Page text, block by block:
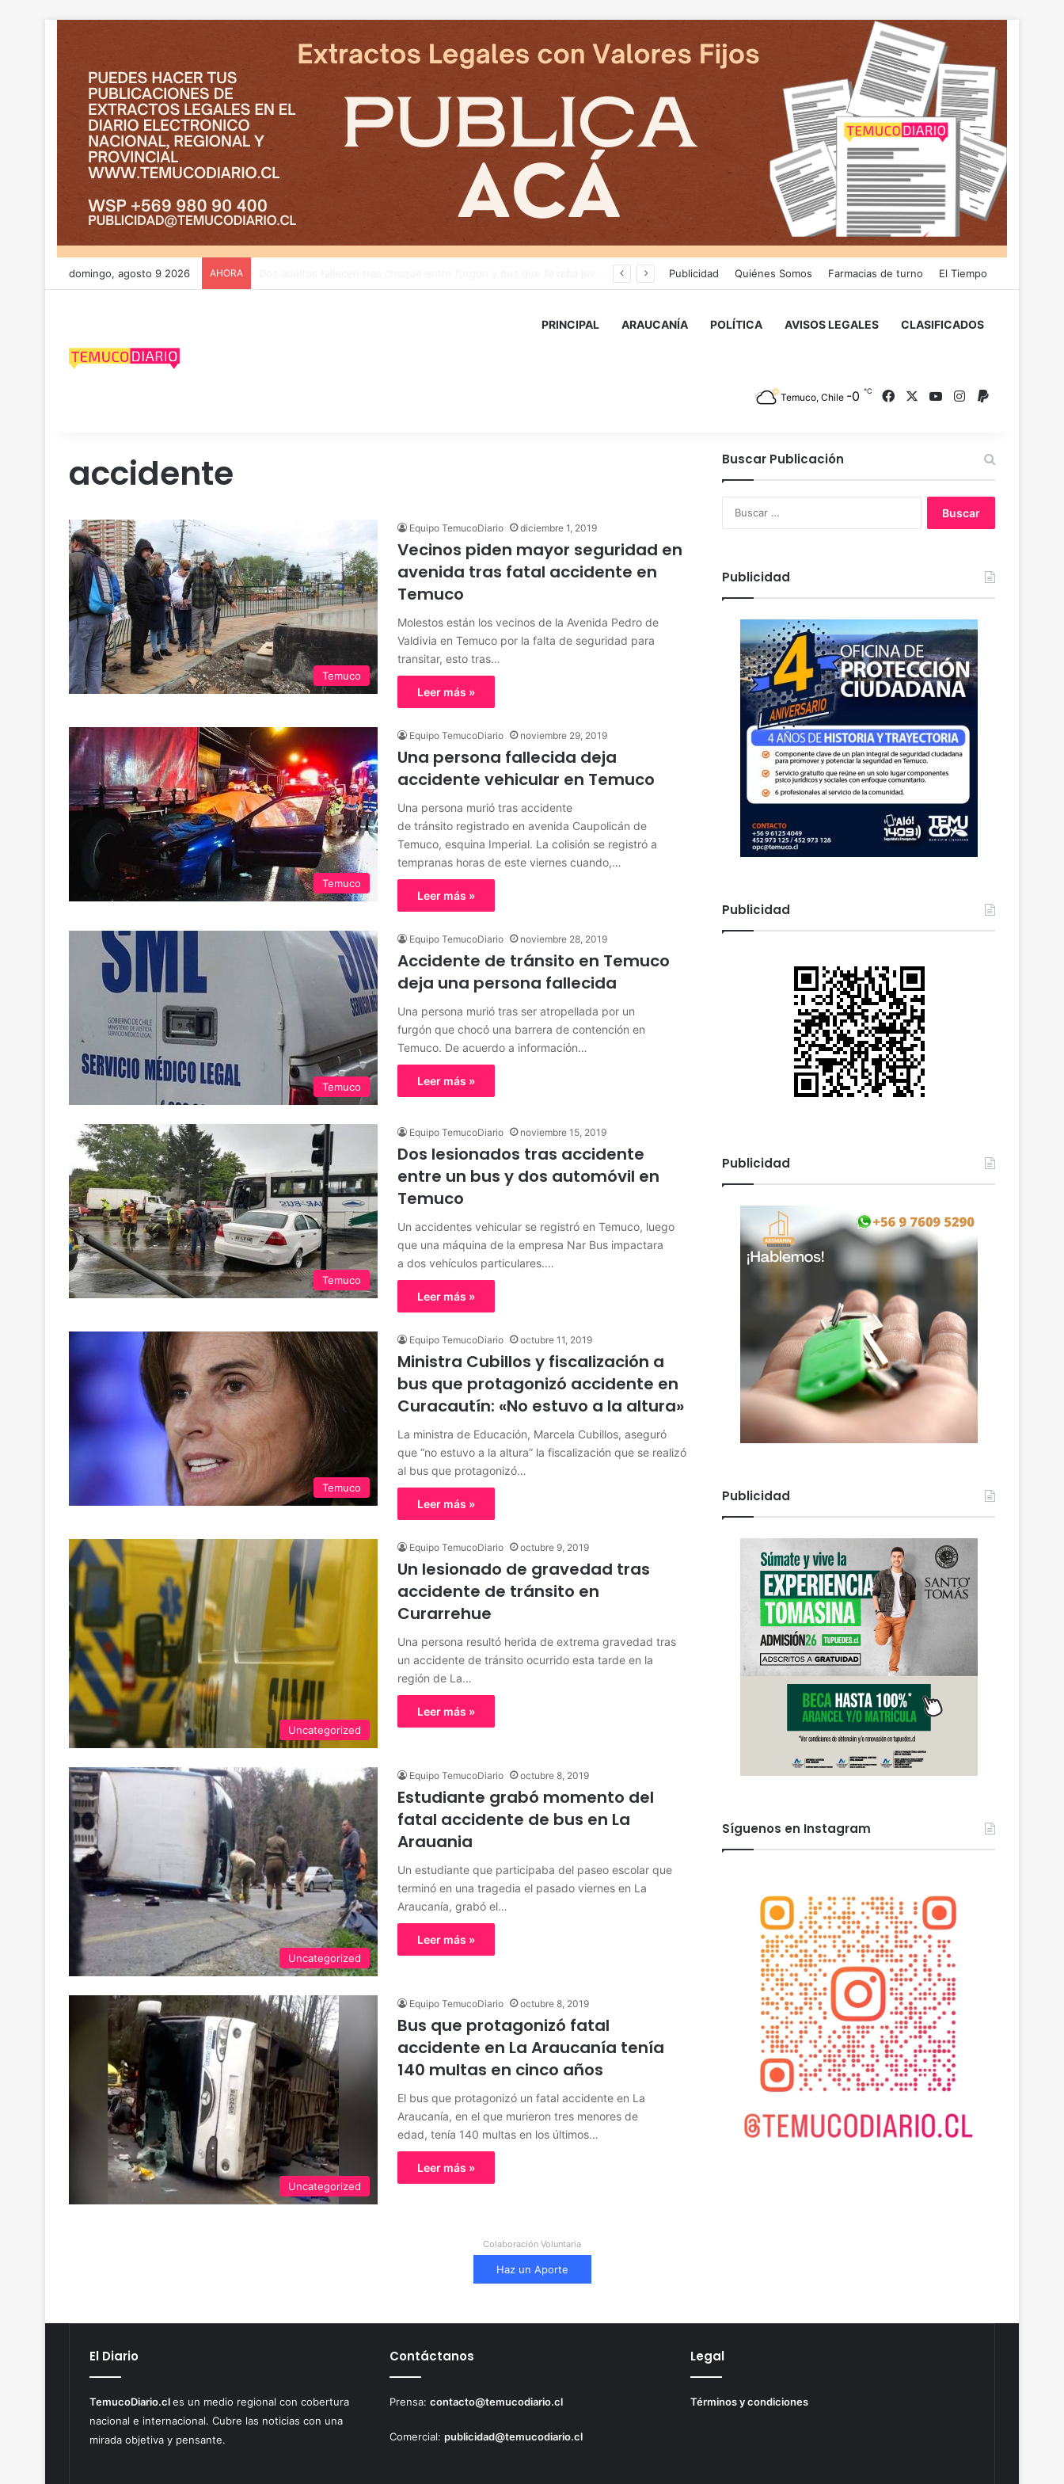
domingo, agosto 9 2026 AHORA Publicidad Quiénes Somos Farmacias de turno El Tiempo
PRINCIPAL ARAUCANÍA POLÍTICA AVISOS LEGALES CLASIFICADOS
Temuco, Chile -0 ℃ Facebook YouTubeInstagram
accidente
Temuco
Equipo TemucoDiario diciembre 1, 2019
Vecinos piden mayor seguridad en
avenida tras fatal accidente en
Temuco
Molestos están los vecinos de la Avenida Pedro de
Valdivia en Temuco por la falta de seguridad para
transitar, esto tras…
Leer más »
Temuco
Equipo TemucoDiario noviembre 29, 2019
Una persona fallecida deja
accidente vehicular en Temuco
Una persona murió tras accidente
de tránsito registrado en avenida Caupolicán de
Temuco, esquina Imperial. La colisión se registró a
tempranas horas de este viernes cuando,…
Leer más »
Temuco
Equipo TemucoDiario noviembre 28, 2019
Accidente de tránsito en Temuco
deja una persona fallecida
Una persona murió tras ser atropellada por un
furgón que chocó una barrera de contención en
Temuco. De acuerdo a información…
Leer más »
Temuco
Equipo TemucoDiario noviembre 15, 2019
Dos lesionados tras accidente
entre un bus y dos automóvil en
Temuco
Un accidentes vehicular se registró en Temuco, luego
que una máquina de la empresa Nar Bus impactara
a dos vehículos particulares.…
Leer más »
Temuco
Equipo TemucoDiario octubre 11, 2019
Ministra Cubillos y fiscalización a
bus que protagonizó accidente en
Curacautín: «No estuvo a la altura»
La ministra de Educación, Marcela Cubillos, aseguró
que “no estuvo a la altura” la fiscalización que se realizó
al bus que protagonizó…
Leer más »
Uncategorized
Equipo TemucoDiario octubre 9, 2019
Un lesionado de gravedad tras
accidente de tránsito en
Curarrehue
Una persona resultó herida de extrema gravedad tras
un accidente de tránsito ocurrido esta tarde en la
región de La…
Leer más »
Uncategorized
Equipo TemucoDiario octubre 8, 2019
Estudiante grabó momento del
fatal accidente de bus en La
Arauania
Un estudiante que participaba del paseo escolar que
terminó en una tragedia el pasado viernes en La
Araucanía, grabó el…
Leer más »
Uncategorized
Equipo TemucoDiario octubre 8, 2019
Bus que protagonizó fatal
accidente en La Araucanía tenía
140 multas en cinco años
El bus que protagonizó un fatal accidente en La
Araucanía, en el que murieron tres menores de
edad, tenía 140 multas en los últimos…
Leer más »
Buscar Publicación
Publicidad
Publicidad
Publicidad
Publicidad
Síguenos en Instagram
Colaboración Voluntaria
Haz un Aporte
El Diario
TemucoDiario.cles un medio regional con cobertura
nacional e internacional. Cubre las noticias con una
mirada objetiva y pensante.
Contáctanos
Prensa:contacto@temucodiario.cl
Comercial:publicidad@temucodiario.cl
Legal
Términos y condiciones